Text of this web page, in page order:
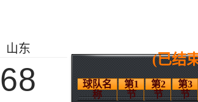
山东
68
(已结
球队名
称
第1
节
第2
节
第3
节